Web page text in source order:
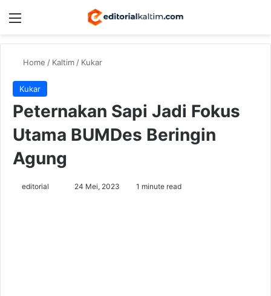
Menu
Home / Kaltim/ Kukar
Kukar
Peternakan Sapi Jadi Fokus
Utama BUMDes Beringin
Agung
editorial 24 Mei, 2023 1 minute read